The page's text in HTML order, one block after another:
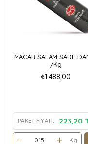
MACAR SALAM SADE
/Kg
₺1.488,00
PAKET FIYATI: 223,20
Kg